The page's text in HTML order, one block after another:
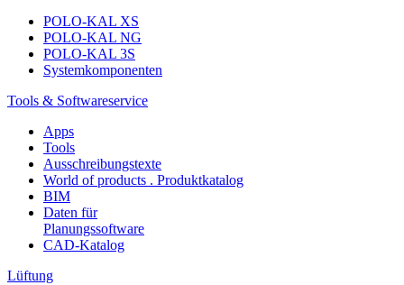
POLO-KAL XS
POLO-KAL NG
POLO-KAL 3S
Systemkomponenten
Tools & Softwareservice
Apps
Tools
Ausschreibungstexte
World of products . Produktkatalog
BIM
Daten für
Planungssoftware
CAD-Katalog
Lüftung